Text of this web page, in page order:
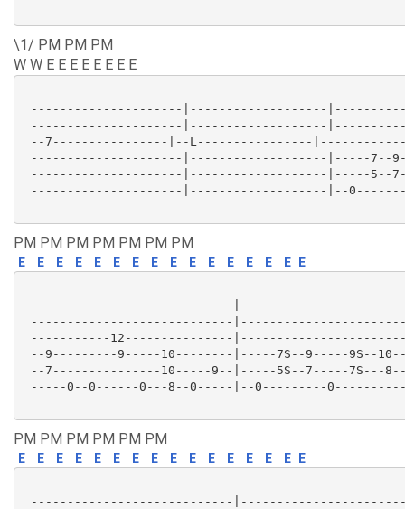
\1/ PM PM PM
W W E E E E E E E E
---------------------|-------------------
---------------------|-------------------
--7----------------|--L----------------
---------------------|-------------------|-----7--
---------------------|-------------------|-----5--
---------------------|-------------------|--
PM PM PM PM PM PM PM
E E E E E E E E E E E E E E E E
----------------------------
----------------------------
-----------12---------------
--9---------9-----10--------|-----7S--9-----9S--
--7---------------10-----9--|-----5S--7-----7S---
-----0--0------0---8--0-----|--0---------
PM PM PM PM PM PM
E E E E E E E E E E E E E E E E
----------------------------